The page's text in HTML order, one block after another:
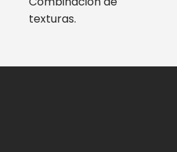
texturas.